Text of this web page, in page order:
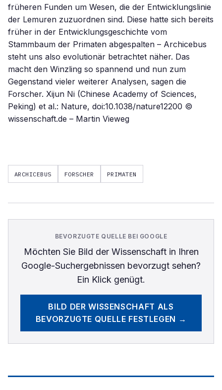
früheren Funden um Wesen, die der Entwicklungslinie
der Lemuren zuzuordnen sind. Diese hatte sich bereits
früher in der Entwicklungsgeschichte vom
Stammbaum der Primaten abgespalten – Archicebus
steht uns also evolutionär betrachtet näher. Das
macht den Winzling so spannend und nun zum
Gegenstand vieler weiterer Analysen, sagen die
Forscher. Xijun Ni (Chinese Academy of Sciences,
Peking) et al.: Nature, doi:10.1038/nature12200 ©
wissenschaft.de – Martin Vieweg
ARCHICEBUS FORSCHER PRIMATEN
BEVORZUGTE QUELLE BEI GOOGLE
Möchten Sie Bild der Wissenschaftin Ihren
Google-Suchergebnissen bevorzugt sehen?
Ein Klick genügt.
BILD DER WISSENSCHAFT ALS
BEVORZUGTE QUELLE FESTLEGEN →